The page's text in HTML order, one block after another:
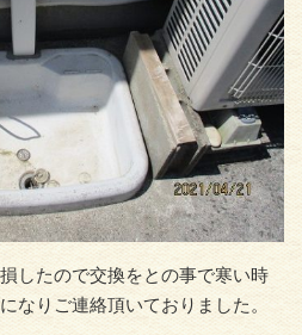
したので交換をとの事で寒い時
なりご連絡頂いておりました。